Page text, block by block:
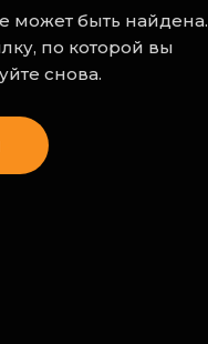
может быть найдена.
по которой вы
снова.